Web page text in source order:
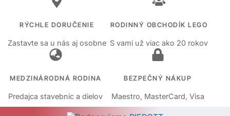
RÝCHLE DORUČENIE
Zastavte sa u nás aj osobne
RODINNÝ OBCHODÍK LEGO
S vami už viac ako 20 rokov
MEDZINÁRODNÁ RODINA
Predajca stavebníc a dielov
BEZPEČNÝ NÁKUP
Maestro, MasterCard, Visa